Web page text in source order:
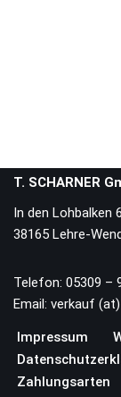
T. SCHARNER
In den Lohbalken 6
38165 Lehre-
Telefon: 05309 –
Email: verkauf
Impressum
Zahlungsarten